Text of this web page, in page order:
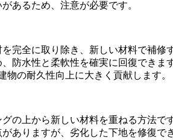
あるため、注意が必要です。
完全に取り除き、新しい材料で補修
防水性と柔軟性を確実に回復できます
物の耐久性向上に大きく貢献します。
の上から新しい材料を重ねる方法です
ありますが、劣化した下地を修復で